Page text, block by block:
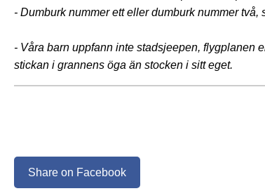
- Dumburk nummer ett eller dumburk nummer
- Våra barn uppfann inte stadsjeepen, flygplanen
stickan i grannens öga än stocken i sitt eget.
Share on Facebook